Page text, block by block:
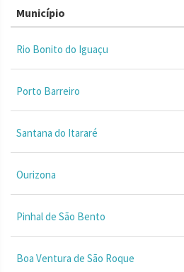
Município
Rio Bonito do Iguaçu
Porto Barreiro
Santana do Itararé
Ourizona
Pinhal de São Bento
Boa Ventura de São Roque